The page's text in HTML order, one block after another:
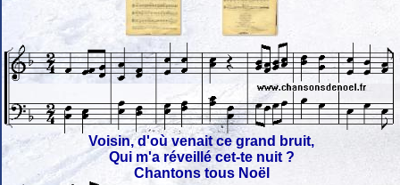
Voisin, d'où venait ce grand bruit,
Qui m'a réveillé cet-te nuit ?
Chantons tous Noël